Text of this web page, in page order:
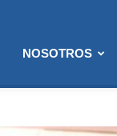
NOSOTROS